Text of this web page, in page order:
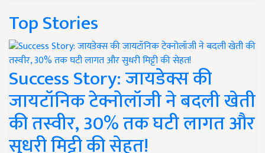
Top Stories
Success Story: जायडेक्स की
जायटॉनिक टेक्नोलॉजी ने बदली खेती
की तस्वीर, 30% तक घटी लागत और
सुधरी मिट्टी की सेहत!